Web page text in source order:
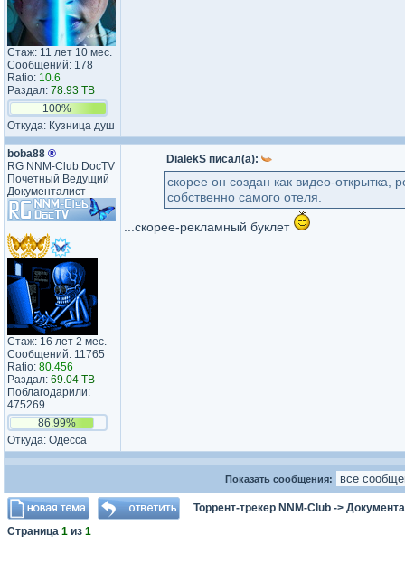
Стаж: 11 лет 10 мес.
Сообщений: 178
Ratio: 10.6
Раздал: 78.93 TB
100%
Откуда: Кузница душ
boba88 ®
RG NNM-Club DocTV
Почетный Ведущий
Документалист
Стаж: 16 лет 2 мес.
Сообщений: 11765
Ratio: 80.456
Раздал: 69.04 TB
Поблагодарили:
475269
86.99%
Откуда: Одесса
DialekS писал(а):
скорее он создан как видео-
собственно самого отеля.
...скорее-рекламный буклет
Показать сообщения:
Торрент-трекер NNM-Club ->
Страница 1 из 1